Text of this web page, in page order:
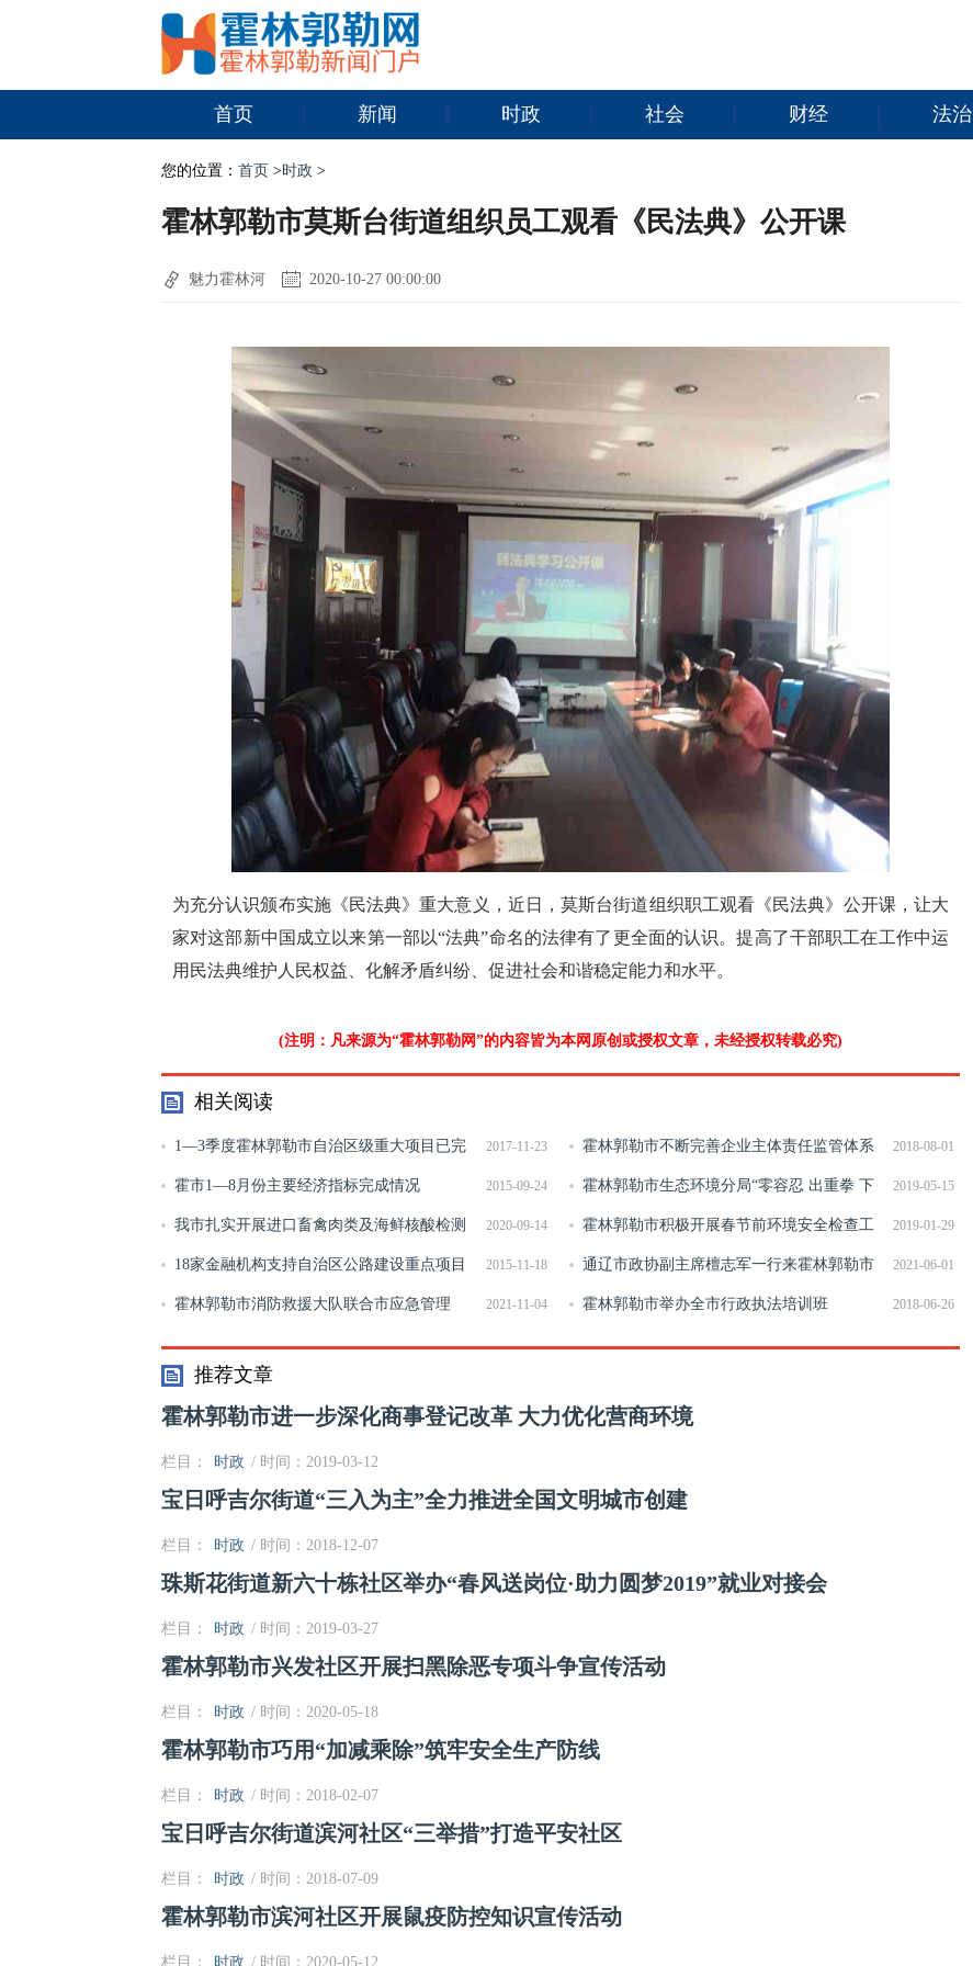
首页 新闻 时政 社会 财经 法治
您的位置： 首页 >时政 >
霍林郭勒市莫斯台街道组织员工观看《民法典》公开课
魅力霍林河 2020-10-27 00:00:00
为充分认识颁布实施《民法典》重大意义，近日，莫斯台街道组织职工观看《民法典》公开课，让大
家对这部新中国成立以来第一部以“法典”命名的法律有了更全面的认识。提高了干部职工在工作中运
用民法典维护人民权益、化解矛盾纠纷、促进社会和谐稳定能力和水平。
(注明：凡来源为“霍林郭勒网”的内容皆为本网原创或授权文章，未经授权转载必究)
相关阅读
2017-11-23
1—3季度霍林郭勒市自治区级重大项目已完
成投资82亿元
2018-08-01
霍林郭勒市不断完善企业主体责任监管体系
进一步夯实安全生产基础
2015-09-24
霍市1—8月份主要经济指标完成情况 2019-05-15
霍林郭勒市生态环境分局“零容忍 出重拳 下
狠招”狠抓环境违法行为
2020-09-14
我市扎实开展进口畜禽肉类及海鲜核酸检测
监管工作
2019-01-29
霍林郭勒市积极开展春节前环境安全检查工
作
2015-11-18
18家金融机构支持自治区公路建设重点项目 2021-06-01
通辽市政协副主席檀志军一行来霍林郭勒市
调研政务服务工作
2021-11-04
霍林郭勒市消防救援大队联合市应急管理
局、治安大队等部门开展人员密集场所消防安全检查
2018-06-26
霍林郭勒市举办全市行政执法培训班
推荐文章
霍林郭勒市进一步深化商事登记改革 大力优化营商环境
栏目： 时政 / 时间：2019-03-12
宝日呼吉尔街道“三入为主”全力推进全国文明城市创建
栏目： 时政 / 时间：2018-12-07
珠斯花街道新六十栋社区举办“春风送岗位·助力圆梦2019”就业对接会
栏目： 时政 / 时间：2019-03-27
霍林郭勒市兴发社区开展扫黑除恶专项斗争宣传活动
栏目： 时政 / 时间：2020-05-18
霍林郭勒市巧用“加减乘除”筑牢安全生产防线
栏目： 时政 / 时间：2018-02-07
宝日呼吉尔街道滨河社区“三举措”打造平安社区
栏目： 时政 / 时间：2018-07-09
霍林郭勒市滨河社区开展鼠疫防控知识宣传活动
栏目： 时政 / 时间：2020-05-12